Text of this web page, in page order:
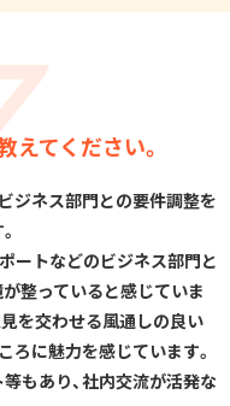
えてください。
ジネス部門との要件調整を
ートなどのビジネス部門と
整っていると感じていま
を交わせる風通しの良い
ろに魅力を感じています。
もあり、社内交流が活発な